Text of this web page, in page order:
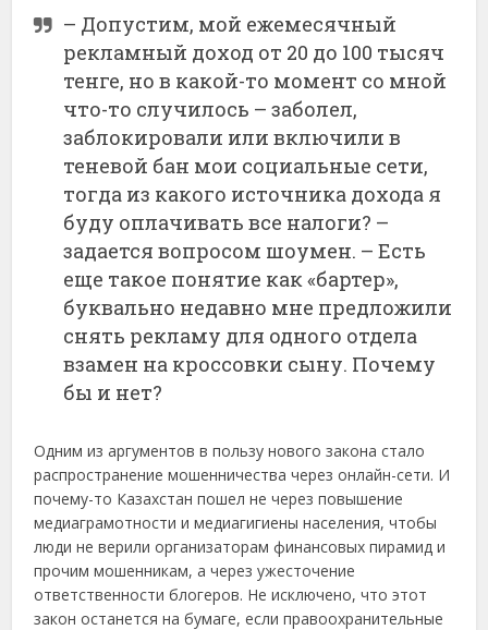
– Допустим, мой ежемесячный
рекламный доход от 20 до 100 тысяч
тенге, но в какой-то момент со мной
что-то случилось – заболел,
заблокировали или включили в
теневой бан мои социальные сети,
тогда из какого источника дохода я
буду оплачивать все налоги? –
задается вопросом шоумен. – Есть
еще такое понятие как «бартер»,
буквально недавно мне предложили
снять рекламу для одного отдела
взамен на кроссовки сыну. Почему
бы и нет?
Одним из аргументов в пользу нового закона стало
распространение мошенничества через онлайн-сети. И
почему-то Казахстан пошел не через повышение
медиаграмотности и медиа­гигиены населения, чтобы
люди не верили организаторам финансовых пирамид и
прочим мошенникам, а через ужесточение
ответственности блогеров. Не исключено, что этот
закон останется на бумаге, если правоохранительные